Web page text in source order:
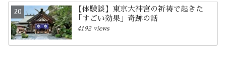
【体験談】東京大神宮の祈祷で起きた
「すごい効果」奇跡の話
4192 views